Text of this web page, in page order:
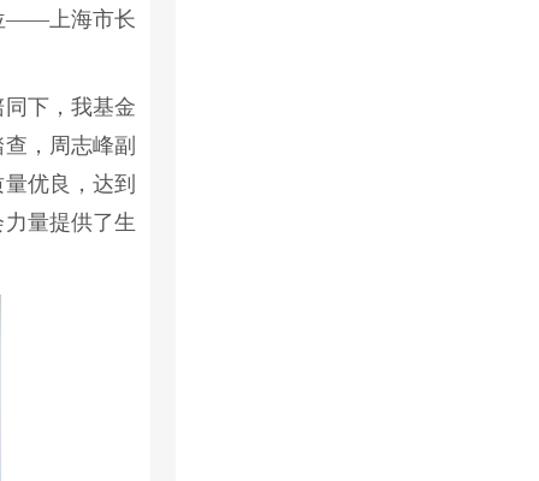
——上海市长
下，我基金
，周志峰副
优良，达到
量提供了生